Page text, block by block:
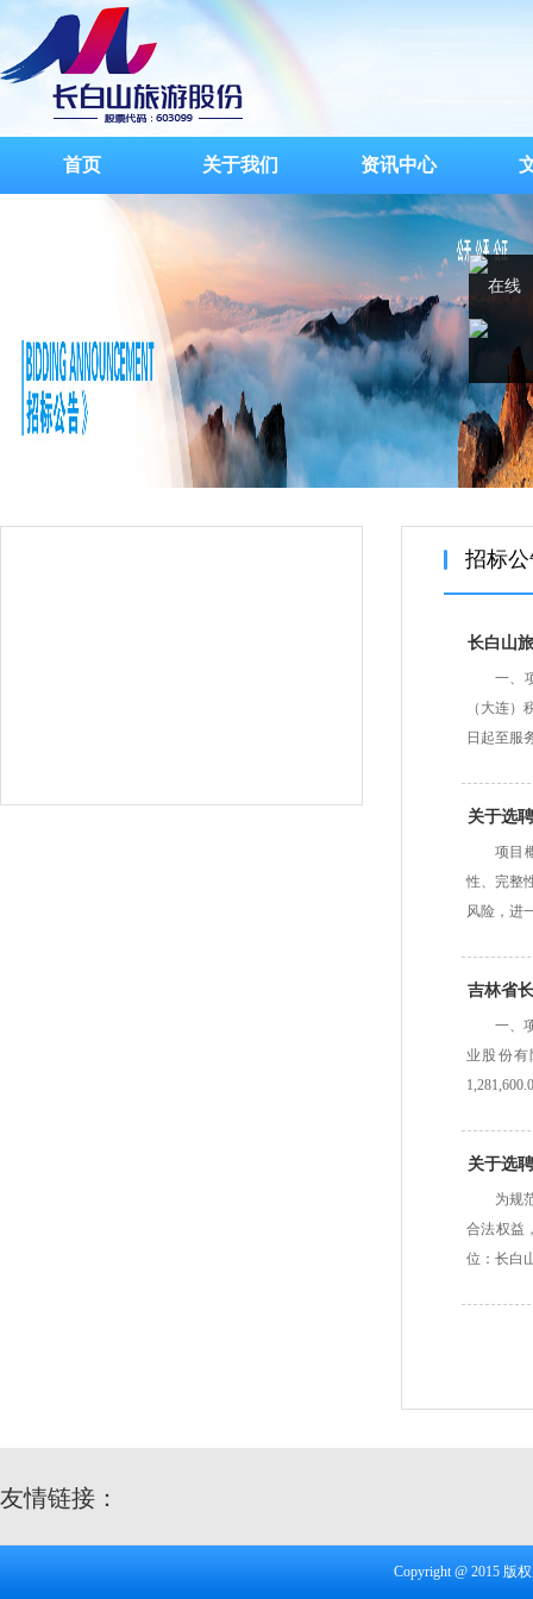
首页 关于我们 资讯中心
招标
长白山
一、
（大连
日起至服
关于选
项目
性、完整
风险，进
吉林省
一、
业股份有
关于选
为规
合法权益
位：长白
友情链接：
Copyright @ 2015 版
在线